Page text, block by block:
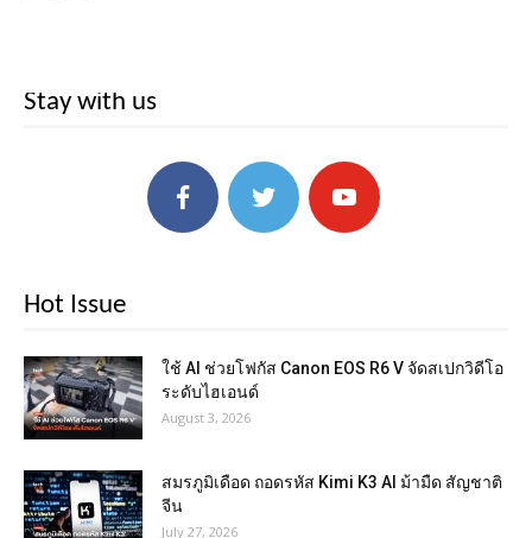
Stay with us
Hot Issue
ใช้ AI ช่วยโฟกัส Canon EOS R6 V จัดสเปกวิดีโอ
ระดับไฮเอนด์
August 3, 2026
สมรภูมิเดือด ถอดรหัส Kimi K3 AI ม้ามืด สัญชาติ
จีน
July 27, 2026